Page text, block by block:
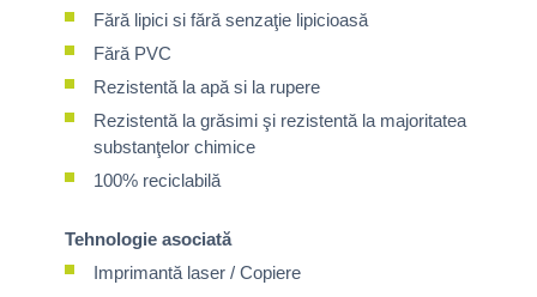
Fără lipici si fără senzaţie lipicioasă
Fără PVC
Rezistentă la apă si la rupere
Rezistentă la grăsimi şi rezistentă la majoritatea
substanţelor chimice
100% reciclabilă
Tehnologie asociată
Imprimantă laser / Copiere